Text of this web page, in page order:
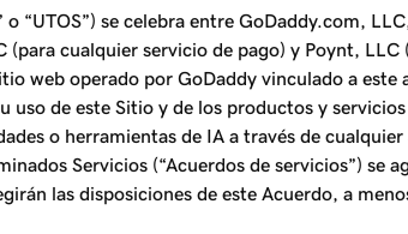
“UTOS”) se celebra entre GoDaddy.com,
cualquier servicio de pago) y Poynt,
web operado por GoDaddy vinculado a
uso de este Sitio y de los productos y
o herramientas de IA a través de
Servicios (“Acuerdos de servicios”) se
las disposiciones de este Acuerdo, a